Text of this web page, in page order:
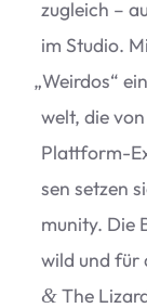
zugleich –
im Stu­dio.
„Weir­dos“
welt, die
Platt­form-
sen set­zen
mu­nity. Die
wild und für
&The